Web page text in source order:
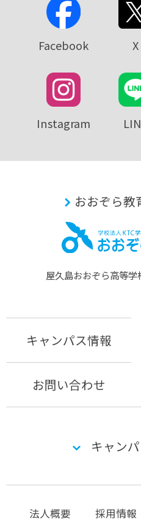
Facebook X
Instagram
おおぞら教
屋久島おおぞら⾼等学
キャンパス情報
お問い合わせ
キャン
法人概要 採用情報